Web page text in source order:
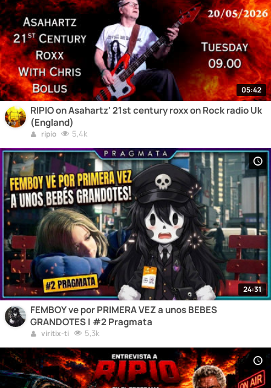
05:42
RIPIO on Asahartz' 21st century roxx on Rock radio Uk
(England)
ripio 5,4k
24:31
FEMBOY ve por PRIMERA VEZ a unos BEBES
GRANDOTES | #2 Pragmata
viritix-ti 5,3k